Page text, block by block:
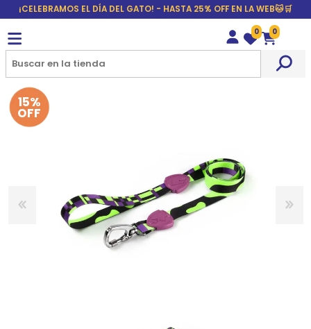
¡CELEBRAMOS EL DÍA DEL GATO! - HASTA 25% OFF EN LA WEB🐱🛒
Wishlist
0
Carrito
0
15%
OFF